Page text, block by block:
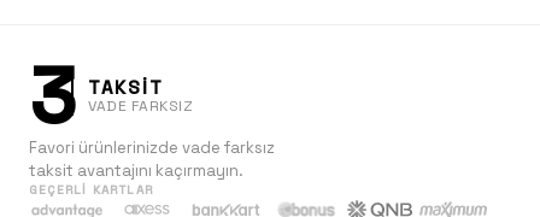
3 TAKSİT
VADE FARKSIZ
Favori ürünlerinizde vade farksız
taksit avantajını kaçırmayın.
GEÇERLI KARTLAR